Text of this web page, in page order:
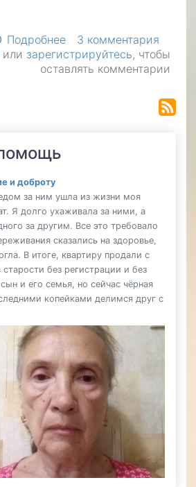
Подробнее
Голосуй
за
3 комментария
или зарегистрируйтесь, чтобы
оставлять комментарии
и доброту
за ним ушла из жизни моя
Я долго ухаживала за ними, а
за другим. Все это требовало
сказались на здоровье,
В итоге, квартиру продали с
старости без регистрации и без
и его семья, но сейчас чёрная
копейками делимся друг с